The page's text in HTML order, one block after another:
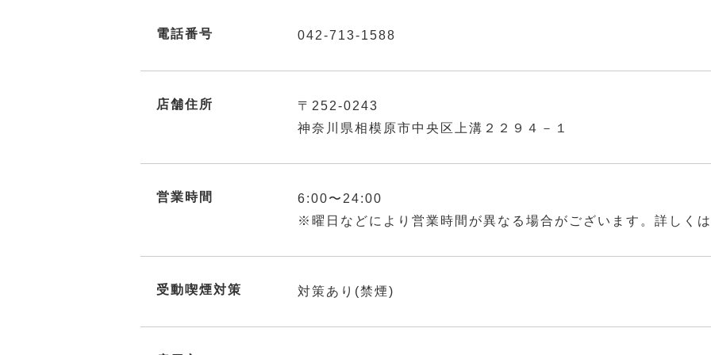
電話番号 042-713-1588
店舗住所
〒252-0243
神奈川県相模原市中央区上溝２２９４－１
営業時間
6:00〜24:00
※曜日などにより営業時間が異なる場合がございます。詳しく
受動喫煙対策 対策あり(禁煙)